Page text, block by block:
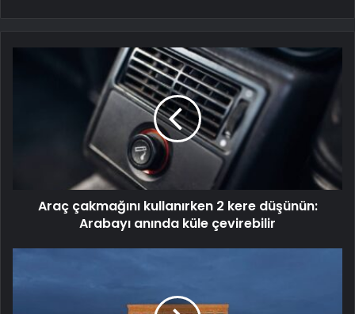
Araç çakmağını kullanırken 2 kere düşünün:
Arabayı anında küle çevirebilir